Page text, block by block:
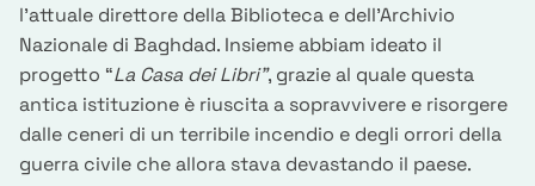
l’attuale direttore della Biblioteca e dell’Archivio
Nazionale di Baghdad. Insieme abbiam ideato il
progetto “La Casa dei Libri”, grazie al quale questa
antica istituzione è riuscita a sopravvivere e risorgere
dalle ceneri di un terribile incendio e degli orrori della
guerra civile che allora stava devastando il paese.